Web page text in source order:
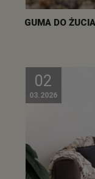
GUMA DO
02
03.2026